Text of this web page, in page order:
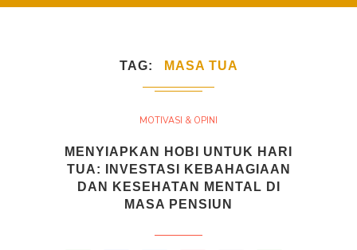
TAG MASA TUA
MOTIVASI & OPINI
MENYIAPKAN HOBI UNTUK HARI
TUA: INVESTASI KEBAHAGIAAN
DAN KESEHATAN MENTAL DI
MASA PENSIUN